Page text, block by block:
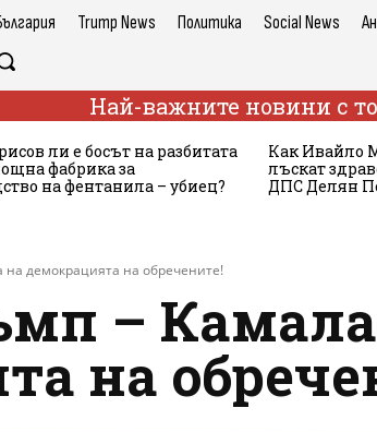
Trump News Политика Social News
Най-важните новини с
ли е босът на разбитата
фабрика за
на фентанила – убиец?
Как Ивайло
лъскат
ДПС Делян
демокрацията на обречените!
–
на